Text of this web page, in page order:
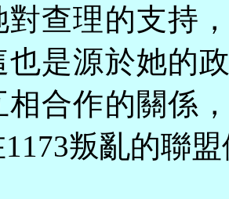
對查理的支持
也是源於她的
相合作的關係
叛亂的聯